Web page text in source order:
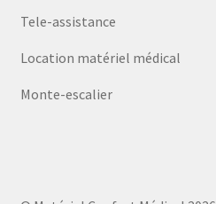
Tele-assistance
Location matériel médical
Monte-escalier